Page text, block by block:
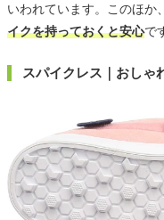
いわれています。このほか、
イクを持っておくと安心で
スパイクレス｜おしゃ